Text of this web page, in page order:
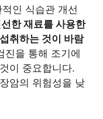
인 식습관 개선
한 재료를 사용한
취하는 것이 바람
진을 통해 조기에
이 중요합니다.
암의 위험성을 낮